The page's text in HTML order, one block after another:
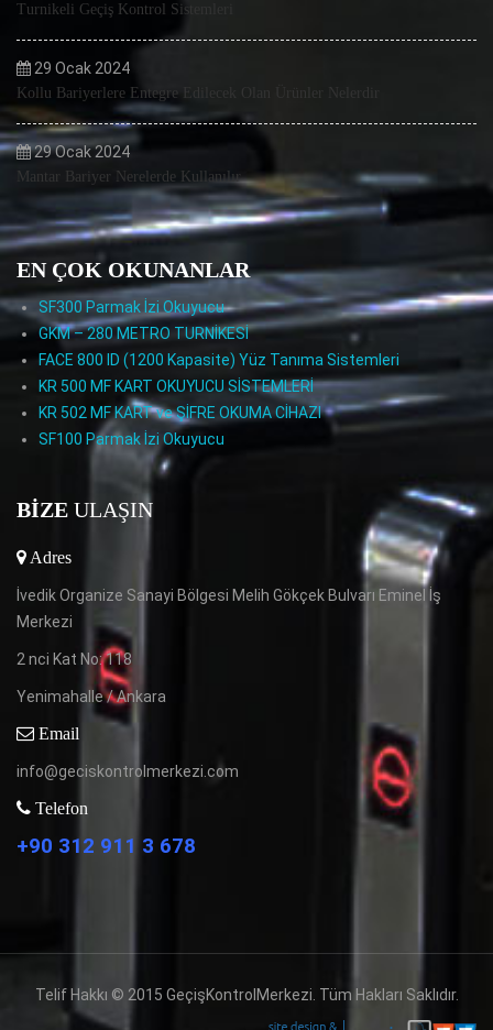
Turnikeli Geçiş Kontrol Sistemleri
29 Ocak 2024
Kollu Bariyerlere Entegre Edilecek Olan Ürünler Nelerdir
29 Ocak 2024
Mantar Bariyer Nerelerde Kullanılır
EN ÇOK OKUNANLAR
SF300 Parmak İzi Okuyucu
GKM – 280 METRO TURNİKESİ
FACE 800 ID (1200 Kapasite) Yüz Tanıma Sistemleri
KR 500 MF KART OKUYUCU SİSTEMLERİ
KR 502 MF KART ve ŞİFRE OKUMA CİHAZI
SF100 Parmak İzi Okuyucu
BIZE ULAŞIN
Adres
İvedik Organize Sanayi Bölgesi Melih Gökçek Bulvarı Eminel İş
Merkezi
2 nci Kat No: 118
Yenimahalle / Ankara
Email
info@geciskontrolmerkezi.com
Telefon
+90 312 911 3 678
Telif Hakkı © 2015 GeçişKontrolMerkezi. Tüm Hakları Saklıdır.